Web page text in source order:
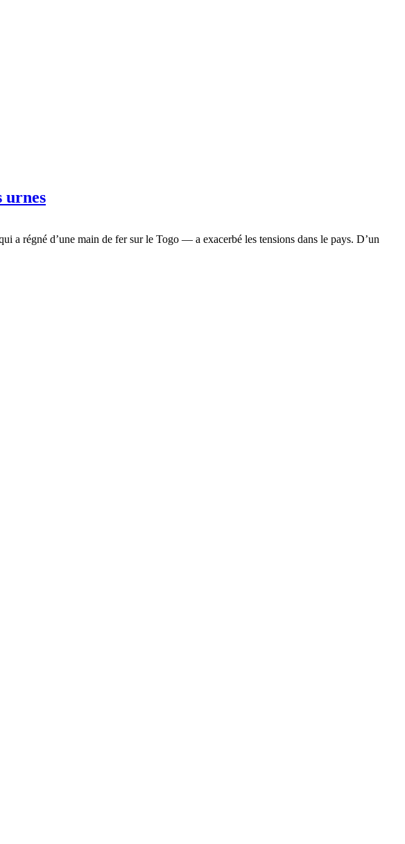
urnes
a régné d’une main de fer sur le Togo — a exacerbé les tensions dans le pays. D’un